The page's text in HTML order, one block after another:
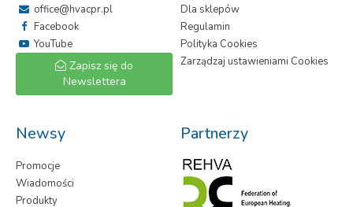
office@hvacpr.pl
Facebook
YouTube
Zapisz się do
Newslettera
Dla sklepów
Regulamin
Polityka Cookies
Zarządzaj ustawieniami Cookies
Newsy
Promocje
Wiadomości
Produkty
Partnerzy